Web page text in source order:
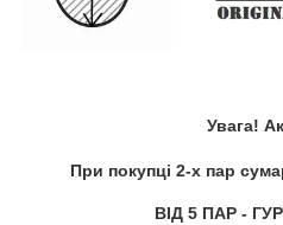
Увага!
При покупці 2-х пар
ВІД 5 ПАР -